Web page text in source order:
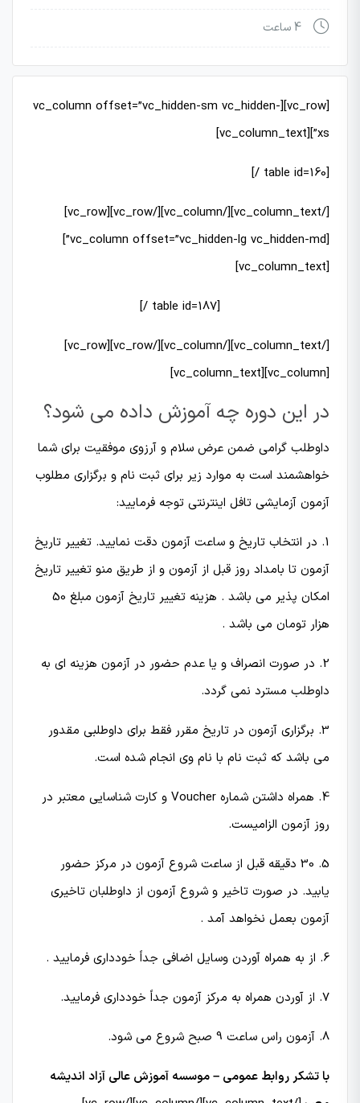
4 ساعت
[vc_row][vc_column offset=”vc_hidden-sm vc_hidden-
xs”][vc_column_text]
[table id=160 /]
[/vc_column_text][/vc_column][/vc_row][vc_row]
[vc_column offset=”vc_hidden-lg vc_hidden-md”]
[vc_column_text]
[table id=187 /]
[/vc_column_text][/vc_column][/vc_row][vc_row]
[vc_column][vc_column_text]
در این دوره چه آموزش داده می شود؟
داوطلب گرامی ضمن عرض سلام و آرزوی موفقیت برای شما
خواهشمند است به موارد زیر برای ثبت نام و برگزاری مطلوب
آزمون آزمایشی تافل اینترنتی توجه فرمایید:
1. در انتخاب تاریخ و ساعت آزمون دقت نمایید. تغییر تاریخ
آزمون تا بامداد روز قبل از آزمون و از طریق منو تغییر تاریخ
امکان پذیر می باشد . هزینه تغییر تاریخ آزمون مبلغ 50
هزار تومان می باشد .
2. در صورت انصراف و یا عدم حضور در آزمون هزینه ای به
داوطلب مسترد نمی گردد.
3. برگزاری آزمون در تاریخ مقرر فقط برای داوطلبی مقدور
می باشد که ثبت نام با نام وی انجام شده است.
4. همراه داشتن شماره Voucher و کارت شناسایی معتبر در
روز آزمون الزامیست.
5. 30 دقیقه قبل از ساعت شروع آزمون در مركز حضور
یابید. در صورت تاخیر و شروع آزمون از داوطلبان تاخیری
آزمون بعمل نخواهد آمد .
6. از به همراه آوردن وسایل اضافی جداً خودداری فرمایید .
7. از آوردن همراه به مركز آزمون جداً خودداری فرمایید.
8. آزمون راس ساعت 9 صبح شروع می شود.
با تشکر روابط عمومی – موسسه آموزش عالی آزاد اندیشه